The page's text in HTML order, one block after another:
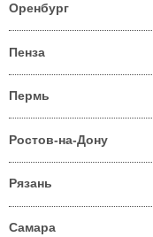
Оренбург
Пенза
Пермь
Ростов-на-Дону
Рязань
Самара